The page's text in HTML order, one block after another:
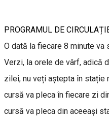
PROGRAMUL DE
O dată la fiecare 8 minute
Verzi, la orele de vârf, adică
zilei, nu veți aștepta în stație
cursă va pleca în fiecare zi
cursă va pleca din aceeași